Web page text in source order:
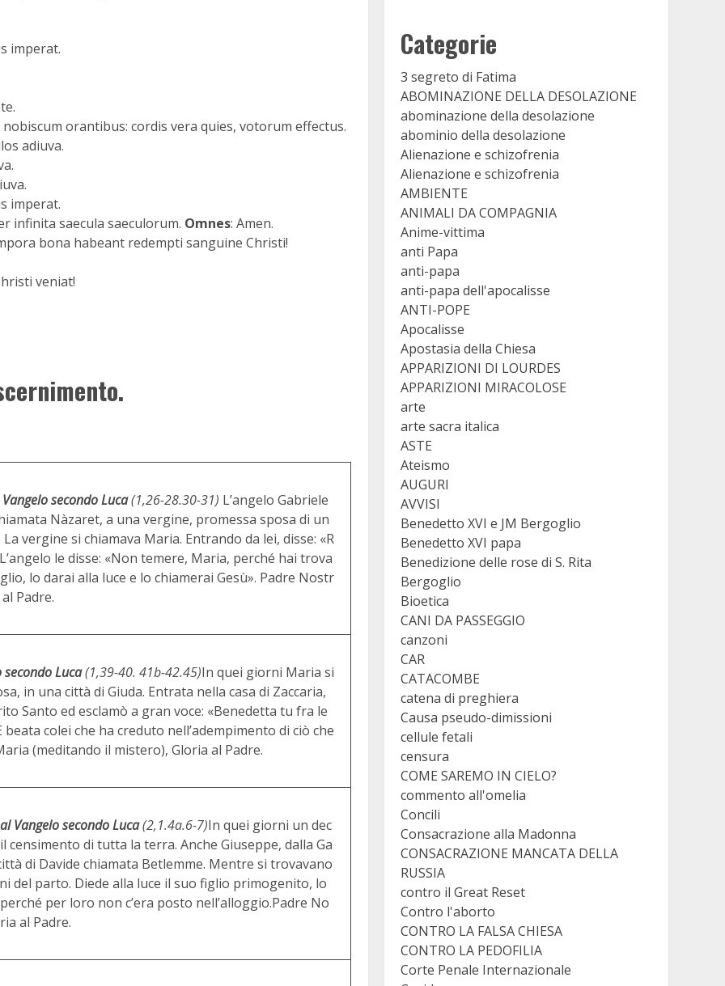
imperat.
orantibus: cordis vera quies, votorum effectus.
adiuva.
imperat.
infinita saecula saeculorum. Omnes: Amen.
bona habeant redempti sanguine Christi!
veniat!
secondo Luca(1,26-28.30-31) L’angelo Gabriele
Nàzaret, a una vergine, promessa sposa di un
vergine si chiamava Maria. Entrando da lei, disse: «R
le disse: «Non temere, Maria, perché hai trova
lo darai alla luce e lo chiamerai Gesù». Padre Nostr
Padre.
secondo Luca(1,39-40. 41b-42.45)In quei giorni Maria si
in una città di Giuda. Entrata nella casa di Zaccaria,
Santo ed esclamò a gran voce: «Benedetta tu fra le
colei che ha creduto nell’adempimento di ciò che
(meditando il mistero), Gloria al Padre.
Vangelo secondo Luca(2,1.4a.6-7)In quei giorni un dec
di tutta la terra. Anche Giuseppe, dalla Ga
di Davide chiamata Betlemme. Mentre si trovavano
del parto. Diede alla luce il suo figlio primogenito, lo
per loro non c’era posto nell’alloggio.Padre No
al Padre.
Categorie
3 segreto di Fatima
ABOMINAZIONE DELLA DESOLAZIONE
abominazione della desolazione
abominio della desolazione
Alienazione e schizofrenia
Alienazione e schizofrenia
AMBIENTE
ANIMALI DA COMPAGNIA
Anime-vittima
anti Papa
anti-papa
anti-papa dell'apocalisse
ANTI-POPE
Apocalisse
Apostasia della Chiesa
APPARIZIONI DI LOURDES
APPARIZIONI MIRACOLOSE
arte
arte sacra italica
ASTE
Ateismo
AUGURI
AVVISI
Benedetto XVI e JM Bergoglio
Benedetto XVI papa
Benedizione delle rose di S. Rita
Bergoglio
Bioetica
CANI DA PASSEGGIO
canzoni
CAR
CATACOMBE
catena di preghiera
Causa pseudo-dimissioni
cellule fetali
censura
COME SAREMO IN CIELO?
commento all'omelia
Concili
Consacrazione alla Madonna
CONSACRAZIONE MANCATA DELLA
RUSSIA
contro il Great Reset
Contro l'aborto
CONTRO LA FALSA CHIESA
CONTRO LA PEDOFILIA
Corte Penale Internazionale